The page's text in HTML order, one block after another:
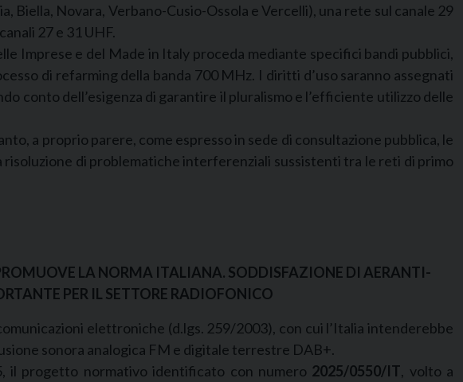
Biella, Novara, Verbano-Cusio-Ossola e Vercelli), una rete sul canale 29
27 e 31 UHF.
Imprese e del Made in Italy proceda mediante specifici bandi pubblici,
di refarming della banda 700 MHz. I diritti d’uso saranno assegnati
conto dell’esigenza di garantire il pluralismo e l’efficiente utilizzo delle
a proprio parere, come espresso in sede di consultazione pubblica, le
di problematiche interferenziali sussistenti tra le reti di primo
LA NORMA ITALIANA. SODDISFAZIONE DI AERANTI-
PER IL SETTORE RADIOFONICO
elettroniche (d.lgs. 259/2003), con cui l’Italia intenderebbe
sonora analogica FM e digitale terrestre DAB+.
il progetto normativo identificato con numero 2025/0550/IT, volto a